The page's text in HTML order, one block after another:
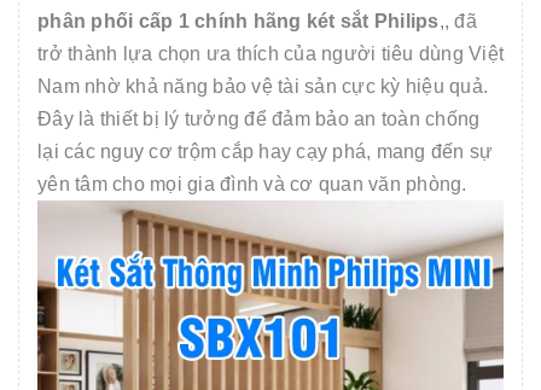
phân phối cấp 1 chính hãng két sắt Philips,, đã
trở thành lựa chọn ưa thích của người tiêu dùng Việt
Nam nhờ khả năng bảo vệ tài sản cực kỳ hiệu quả.
Đây là thiết bị lý tưởng để đảm bảo an toàn chống
lại các nguy cơ trộm cắp hay cạy phá, mang đến sự
yên tâm cho mọi gia đình và cơ quan văn phòng.